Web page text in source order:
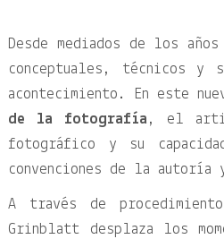
Desde mediados de los
conceptuales, técnicos y
acontecimiento. En este
de la fotografía , el
fotográfico y su
convenciones de la
A través de
Grinblatt desplaza los